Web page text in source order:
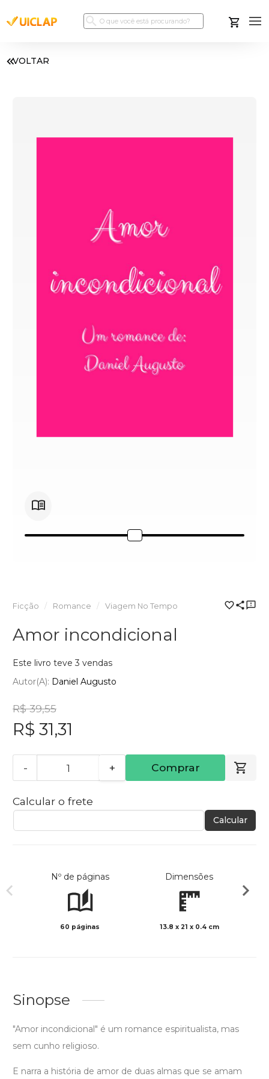
VOLTAR
Ficção Romance Viagem No Tempo
Amor incondicional
Este livro teve 3 vendas
Autor(a): Daniel Augusto
R$ 39,55
R$ 31,31
- + Comprar
Calcular o frete
Calcular
Nº de páginas
60 páginas
Dimensões
13.8 x 21 x 0.4 cm
Sinopse
"Amor incondicional" é um romance espiritualista, mas
sem cunho religioso.
E narra a história de amor de duas almas que se amam